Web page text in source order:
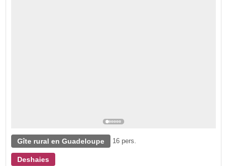
Gîte rural en Guadeloupe 16 pers.
Deshaies